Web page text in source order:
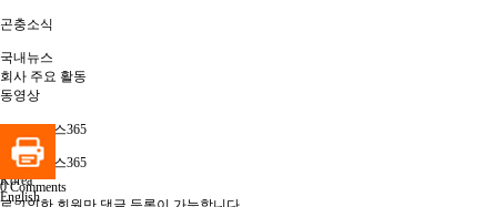
곤충소식
국내뉴스
회사 주요 활동
동영상
버그하우스365
버그하우스365
Korea
English
0Comments